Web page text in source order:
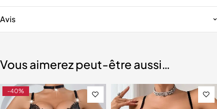
Avis
Vous aimerez peut-être aussi…
-40%